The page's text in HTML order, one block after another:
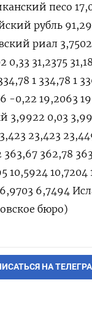
песо
рубль
риал
0,33 31,2375
1 334,78 1
-0,22 19,2063
3,9922 0,03
23,423
363,67 362,78
10,5924
6,7494
бюро)
НА